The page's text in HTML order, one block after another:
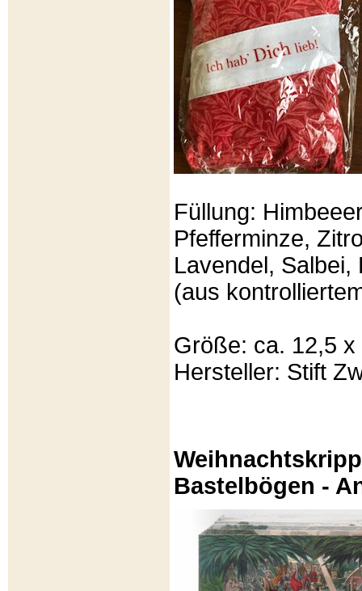
Füllung:
Pfefferminze,
Lavendel, Salbei,
(aus
Größe: ca. 12,5 x
Hersteller: Stift
Bastelbögen -